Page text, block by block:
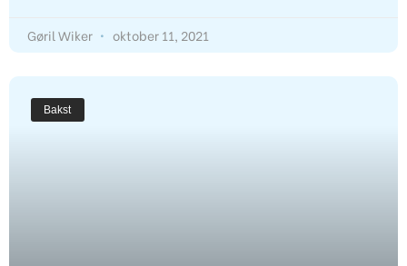
Gøril Wiker oktober 11, 2021
Bakst